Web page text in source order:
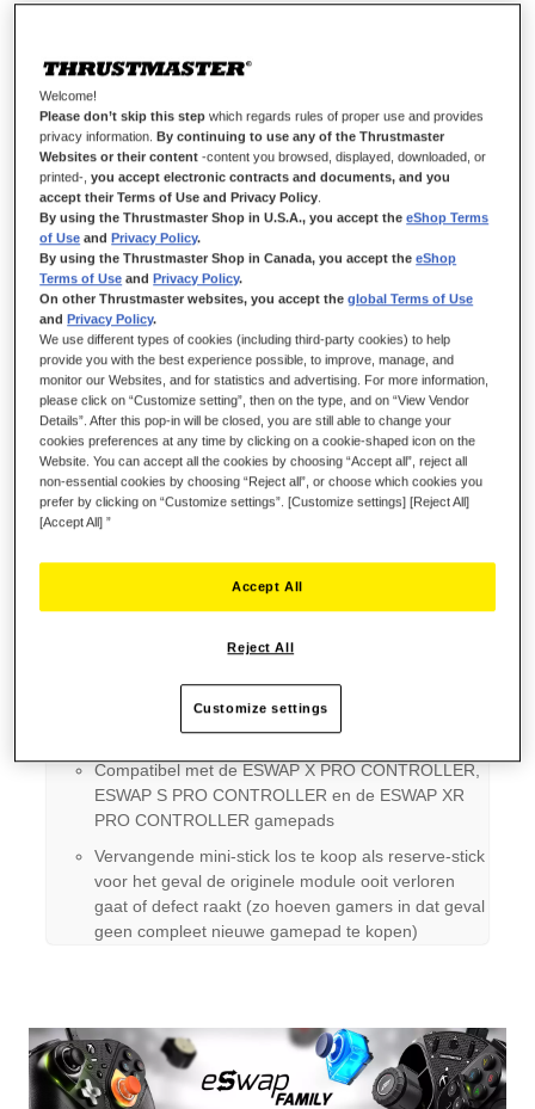
€ 19,99
IN WINKELWAGEN
Verlanglijst
Schrijf de eerste review over dit product
Details
Belangrijkste punten:
Modulaire mini-stick met ORANJE te
achtergrondverlichting, verbeterde precisie en een
langere levensduur
Achtergrondverlichting die op 3 verschillende
Modulaire technieken zorgen voor vrijwel onbeperkt
kunnen vervangen van een mini-stick
Compatibel met de ESWAP X PRO CONTROLLER,
ESWAP S PRO CONTROLLER en de ESWAP XR
PRO CONTROLLER gamepads
Vervangende mini-stick los te koop als reserve-stick
voor het geval de originele module ooit verloren
gaat of defect raakt (zo hoeven gamers in dat geval
geen compleet nieuwe gamepad te kopen)
Welcome!
Please don’t skip this step which regards rules of proper use and provides
privacy information.By continuing to use any of the Thrustmaster
Websites or their content -content you browsed, displayed, downloaded, or
printed-,you accept electronic contracts and documents, and you
accept their Terms of Use and Privacy Policy
By using the Thrustmaster Shop in U.S.A., you accept theeShop Terms
of Use andPrivacy Policy.
By using the Thrustmaster Shop in Canada, you accept theeShop
Terms of Use andPrivacy Policy.
On other Thrustmaster websites, you accept theglobal Terms of Use
andPrivacy Policy.
We use different types of cookies (including third-party cookies) to help
provide you with the best experience possible, to improve, manage, and
monitor our Websites, and for statistics and advertising. For more information,
please click on “Customize setting”, then on the type, and on “View Vendor
Details”. After this pop-in will be closed, you are still able to change your
cookies preferences at any time by clicking on a cookie-shaped icon on the
Website. You can accept all the cookies by choosing “Accept all”, reject all
non-essential cookies by choosing “Reject all”, or choose which cookies you
prefer by clicking on “Customize settings”. [Customize settings] [Reject All]
[Accept All] ”
Reject All
Accept All
Customize settings